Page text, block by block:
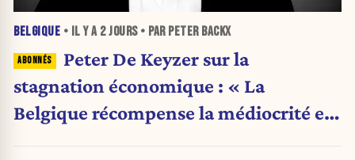
BELGIQUE • IL Y A 2 JOURS• PAR PETER BACKX
Peter De Keyzer sur la
stagnation économique : « La
Belgique récompense la médiocrité et